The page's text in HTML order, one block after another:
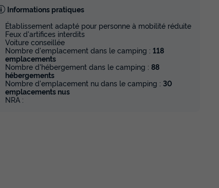
Informations pratiques
Établissement adapté pour personne à mobilité réduite
Feux d'artifices interdits
Voiture conseillée
Nombre d'emplacement dans le camping : 118
emplacements
Nombre d'hébergement dans le camping : 88
hébergements
Nombre d'emplacement nu dans le camping : 30
emplacements nus
NRA :